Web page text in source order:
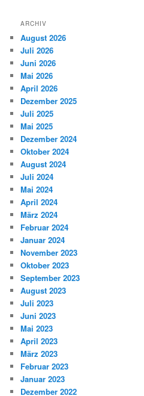
ARCHIV
August 2026
Juli 2026
Juni 2026
Mai 2026
April 2026
Dezember 2025
Juli 2025
Mai 2025
Dezember 2024
Oktober 2024
August 2024
Juli 2024
Mai 2024
April 2024
März 2024
Februar 2024
Januar 2024
November 2023
Oktober 2023
September 2023
August 2023
Juli 2023
Juni 2023
Mai 2023
April 2023
März 2023
Februar 2023
Januar 2023
Dezember 2022